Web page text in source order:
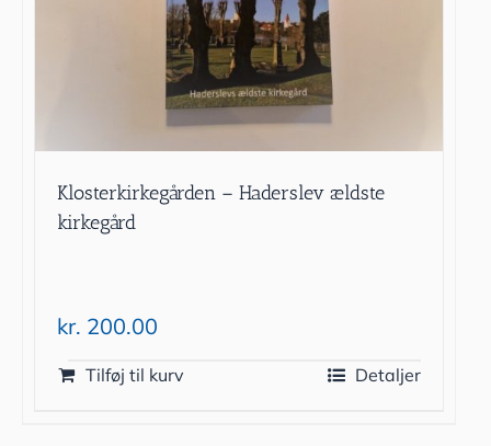
Klosterkirkegården – Haderslev ældste
kirkegård
kr. 200.00
Tilføj til kurv Detaljer